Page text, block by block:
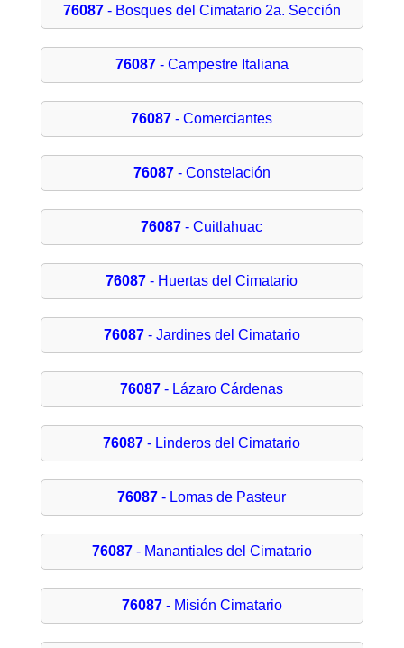
76087- Bosques del Cimatario 2a. Sección
76087- Campestre Italiana
76087 - Comerciantes
76087- Constelación
76087 - Cuitlahuac
76087 - Huertas del Cimatario
76087- Jardines del Cimatario
76087 - Lázaro Cárdenas
76087 - Linderos del Cimatario
76087 - Lomas de Pasteur
76087- Manantiales del Cimatario
76087- Misión Cimatario